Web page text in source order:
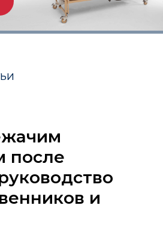
после
и